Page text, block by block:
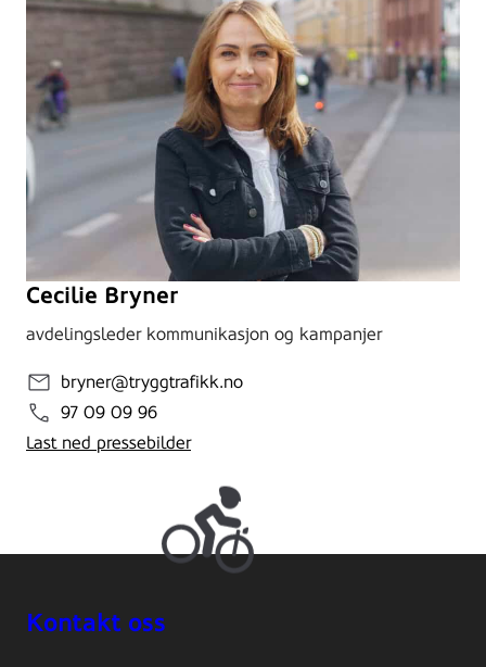
Cecilie Bryner
avdelingsleder kommunikasjon og kampanjer
bryner@tryggtrafikk.no
97 09 09 96
Last ned pressebilder
Kontakt oss